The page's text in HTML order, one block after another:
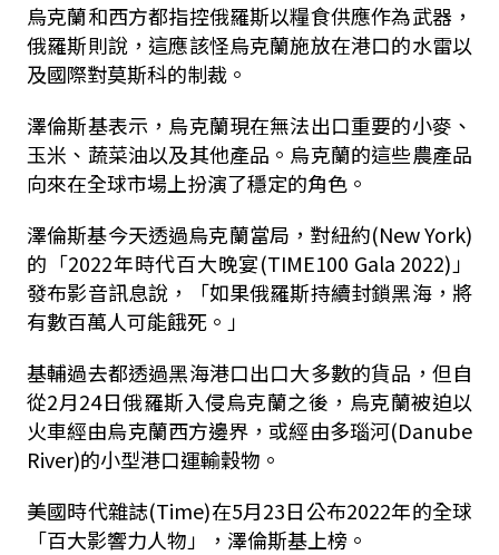
烏克蘭和西方都指控俄羅斯以糧食供應作為武器，
俄羅斯則說，這應該怪烏克蘭施放在港口的水雷以
及國際對莫斯科的制裁。
澤倫斯基表示，烏克蘭現在無法出口重要的小麥、
玉米、蔬菜油以及其他產品。烏克蘭的這些農產品
向來在全球市場上扮演了穩定的角色。
澤倫斯基今天透過烏克蘭當局，對紐約(New York)
的「2022年時代百大晚宴(TIME100 Gala 2022)」
發布影音訊息說，「如果俄羅斯持續封鎖黑海，將
有數百萬人可能餓死。」
基輔過去都透過黑海港口出口大多數的貨品，但自
從2月24日俄羅斯入侵烏克蘭之後，烏克蘭被迫以
火車經由烏克蘭西方邊界，或經由多瑙河(Danube
River)的小型港口運輸穀物。
美國時代雜誌(Time)在5月23日公布2022年的全球
「百大影響力人物」，澤倫斯基上榜。